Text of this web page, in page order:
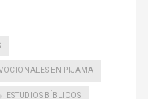
EN PIJAMA
ESTUDIOS BÍBLICOS